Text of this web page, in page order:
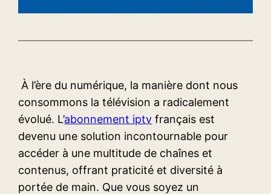
À l’ère du numérique, la manière dont nous
consommons la télévision a radicalement
évolué. L’abonnement iptv français est
devenu une solution incontournable pour
accéder à une multitude de chaînes et
contenus, offrant praticité et diversité à
portée de main. Que vous soyez un